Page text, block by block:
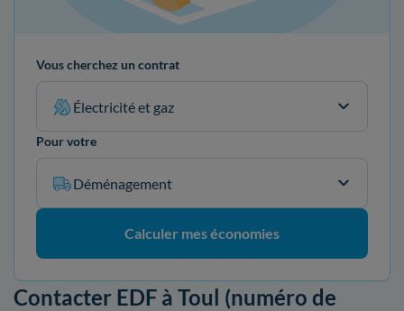
Vous cherchez un contrat
Électricité et gaz
Pour votre
Déménagement
Calculer mes économies
Contacter EDF à Toul (numéro de